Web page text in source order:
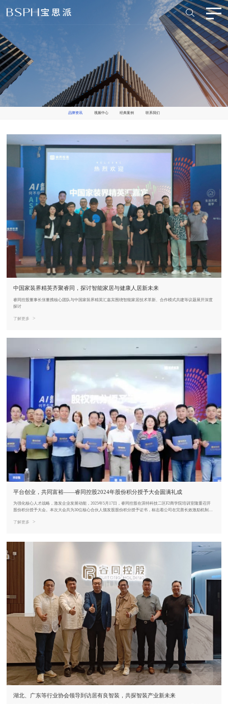
品牌资讯 视频中心 经典案例 联系我们
中国家装界精英齐聚睿同，探讨智能家居与健康人居新未来
睿同控股董事长张董携核心团队与中国家装界精英汇嘉宾围绕智能家居技术革新、合作模式共建等议题展开深度
探讨
了解更多 >
平台创业，共同富裕——睿同控股2024年股份积分授予大会圆满礼成
为强化核心人才战略，激发企业发展动能，2025年5月17日，睿同控股在淇特科技二区F2商学院培训室隆重召开
股份积分授予大会。本次大会共为30位核心合伙人颁发股股份积分授予证书，标志着公司在完善长效激励机制、
了解更多
>
湖北、广东等行业协会领导到访居有良智装，共探智装产业新未来